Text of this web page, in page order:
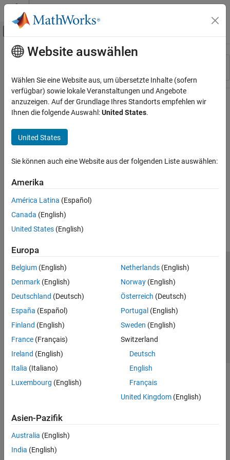
Weiter zum Inhalt
Umschaltung für Off-Canvas-
Ressource
Hauptinhalt
Website auswählen
Wählen Sie eine Website aus, um übersetzte Inhalte (sofern
verfügbar) sowie lokale Veranstaltungen und Angebote
anzuzeigen. Auf der Grundlage Ihres Standorts empfehlen wir
Ihnen die folgende Auswahl:United States.
United States
Sie können auch eine Website aus der folgenden Liste auswählen:
Amerika
América Latina (Español)
Canada (English)
United States (English)
Europa
Belgium (English)
Denmark (English)
Deutschland (Deutsch)
España (Español)
Finland (English)
France (Français)
Ireland (English)
Italia (Italiano)
Luxembourg (English)
Netherlands(English)
Norway(English)
Österreich (Deutsch)
Portugal (English)
Sweden (English)
Switzerland
Deutsch
English
Français
United Kingdom(English)
Asien-Pazifik
Australia (English)
India (English)
Trust Center
Datenschutz-Richtlinien
Datendiebstahl verhindern
Status von Anwendungen
© 1994-2026 The MathWorks, Inc.
Website auswählen
Deutschland